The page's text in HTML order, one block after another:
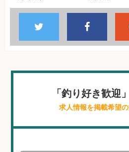
「釣り好き歓迎
求人情報を掲載希望